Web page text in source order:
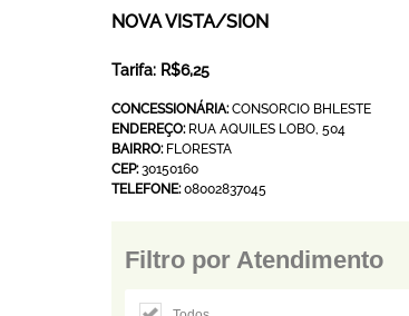
NOVA VISTA/SION
Tarifa: R$6,25
CONCESSIONÁRIA:CONSORCIO BHLESTE
ENDEREÇO:RUA AQUILES LOBO, 504
BAIRRO:FLORESTA
CEP:30150160
TELEFONE:08002837045
Filtro por Atendimento